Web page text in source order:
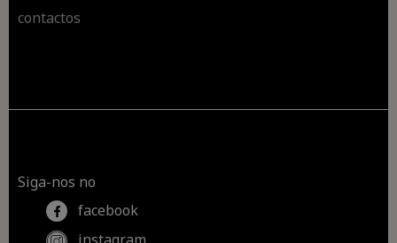
contactos
Siga-nos no
facebook